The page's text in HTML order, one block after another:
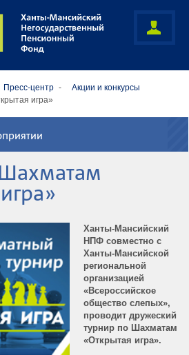
Пресс-центр
Акции и конкурсы
игра»
Ханты-Мансийский
НПФ совместно с
Ханты-Мансийской
региональной
организацией
«Всероссийское
общество слепых»,
проводит дружеский
турнир по Шахматам
«Открытая игра».